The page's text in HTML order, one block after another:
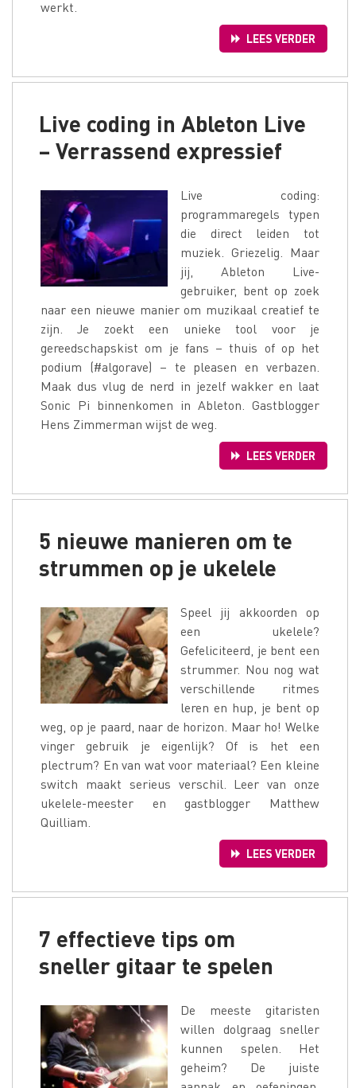
werkt.
LEES VERDER
Live coding in Ableton Live
– Verrassend expressief
Live coding:
programmaregels typen
die direct leiden tot
muziek. Griezelig. Maar
jij, Ableton Live-
gebruiker, bent op zoek
naar een nieuwe manier om muzikaal creatief te
zijn. Je zoekt een unieke tool voor je
gereedschapskist om je fans – thuis of op het
podium (#algorave) – te pleasen en verbazen.
Maak dus vlug de nerd in jezelf wakker en laat
Sonic Pi binnenkomen in Ableton. Gastblogger
Hens Zimmerman wijst de weg.
LEES VERDER
5 nieuwe manieren om te
strummen op je ukelele
Speel jij akkoorden op
een ukelele?
Gefeliciteerd, je bent een
strummer. Nou nog wat
verschillende ritmes
leren en hup, je bent op
weg, op je paard, naar de horizon. Maar ho! Welke
vinger gebruik je eigenlijk? Of is het een
plectrum? En van wat voor materiaal? Een kleine
switch maakt serieus verschil. Leer van onze
ukelele-meester en gastblogger Matthew
Quilliam.
LEES VERDER
7 effectieve tips om
sneller gitaar te spelen
De meeste gitaristen
willen dolgraag sneller
kunnen spelen. Het
geheim? De juiste